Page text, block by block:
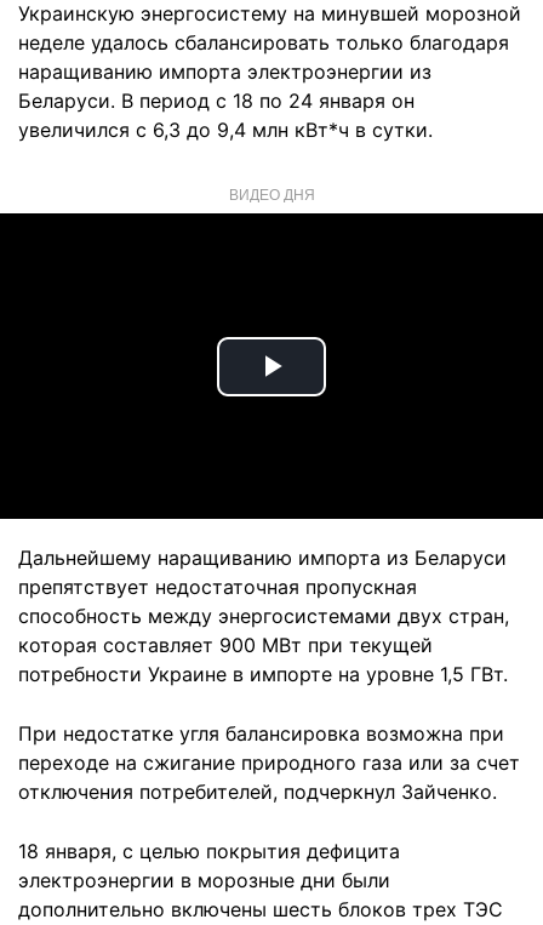
Украинскую энергосистему на минувшей морозной
неделе удалось сбалансировать только благодаря
наращиванию импорта электроэнергии из
Беларуси. В период с 18 по 24 января он
увеличился с 6,3 до 9,4 млн кВт*ч в сутки.
ВИДЕО ДНЯ
Play
Дальнейшему наращиванию импорта из Беларуси
препятствует недостаточная пропускная
способность между энергосистемами двух стран,
которая составляет 900 МВт при текущей
потребности Украине в импорте на уровне 1,5 ГВт.
При недостатке угля балансировка возможна при
переходе на сжигание природного газа или за счет
отключения потребителей, подчеркнул Зайченко.
18 января, с целью покрытия дефицита
электроэнергии в морозные дни были
дополнительно включены шесть блоков трех ТЭС